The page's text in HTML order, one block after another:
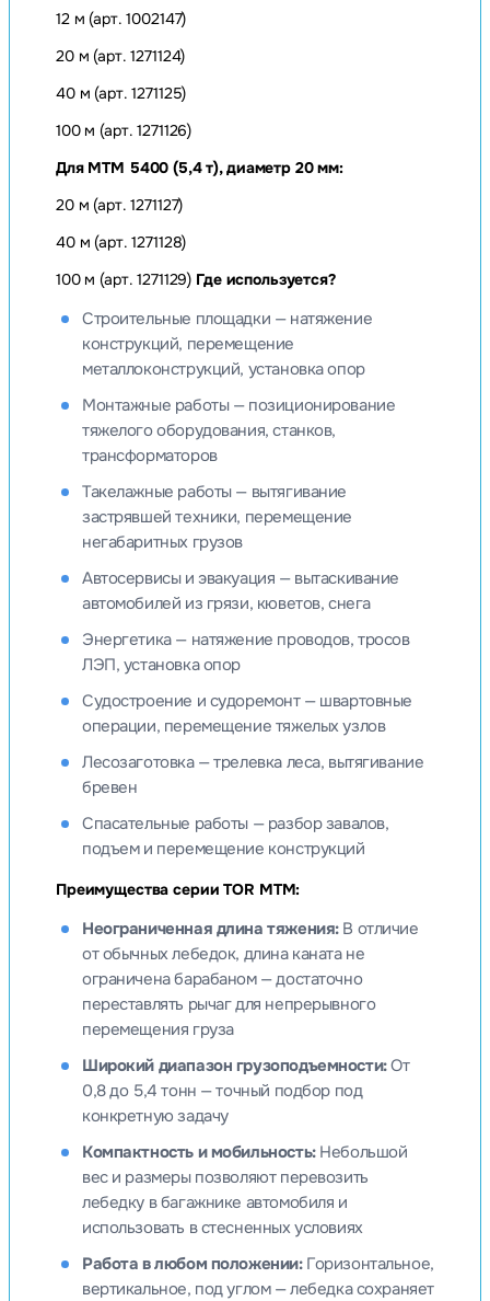
12 м (арт. 1002147)
20 м (арт. 1271124)
40 м (арт. 1271125)
100 м (арт. 1271126)
Для МТМ 5400 (5,4 т), диаметр 20 мм:
20 м (арт. 1271127)
40 м (арт. 1271128)
100 м (арт. 1271129) Где используется?
Строительные площадки — натяжение
конструкций, перемещение
металлоконструкций, установка опор
Монтажные работы — позиционирование
тяжелого оборудования, станков,
трансформаторов
Такелажные работы — вытягивание
застрявшей техники, перемещение
негабаритных грузов
Автосервисы и эвакуация — вытаскивание
автомобилей из грязи, кюветов, снега
Энергетика — натяжение проводов, тросов
ЛЭП, установка опор
Судостроение и судоремонт — швартовные
операции, перемещение тяжелых узлов
Лесозаготовка — трелевка леса, вытягивание
бревен
Спасательные работы — разбор завалов,
подъем и перемещение конструкций
Преимущества серии TOR МТМ:
Неограниченная длина тяжения:В отличие
от обычных лебедок, длина каната не
ограничена барабаном — достаточно
переставлять рычаг для непрерывного
перемещения груза
Широкий диапазон грузоподъемности:От
0,8 до 5,4 тонн — точный подбор под
конкретную задачу
Компактность и мобильность:Небольшой
вес и размеры позволяют перевозить
лебедку в багажнике автомобиля и
использовать в стесненных условиях
Работа в любом положении:Горизонтальное,
вертикальное, под углом — лебедка сохраняет